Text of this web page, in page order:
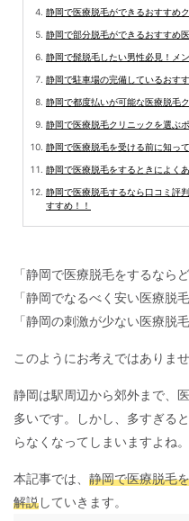
静岡で医療脱毛ができるおすすめ
静岡で部分脱毛ができるおすすめ
静岡で髭脱毛したい男性必見！メ
静岡で駐車場の完備しているおす
静岡で都度払いが可能な医療脱毛
静岡で医療脱毛クリニックを選ぶ
静岡で医療脱毛を受ける前に知っ
静岡で医療脱毛をするときによく
静岡で医療脱毛するなら口コミ評
すすめ！！
「静岡で医療脱毛をするなら
「静岡でなるべく安い医療脱
「静岡の刺激が少ない医療脱
このようにお考えではありま
静岡は駅周辺から郊外まで、
多いです。しかし、多すぎる
らなくなってしまいますよね。
本記事では、 静岡で医療脱毛
解説していきます。